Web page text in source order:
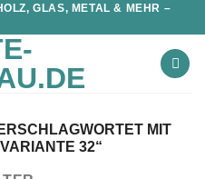
GLAS, METAL & MEHR –
MIT
32“